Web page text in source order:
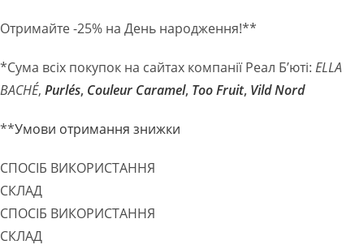
Отримайте -25% на День народження!**
*Сума всіх покупок на сайтах компанії Реал Б’юті: ELLA
BACHÉ, Purlés, Couleur Caramel, Too Fruit, Vild Nord
**Умови отримання знижки
СПОСІБ ВИКОРИСТАННЯ
СКЛАД
СПОСІБ ВИКОРИСТАННЯ
СКЛАД